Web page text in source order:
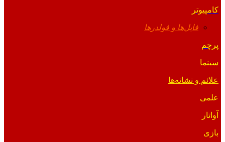
کامپیوتر
فایل‌ها و فولدرها
پرچم
سینما
علائم و نشانه‌ها
علمی
آواتار
بازی